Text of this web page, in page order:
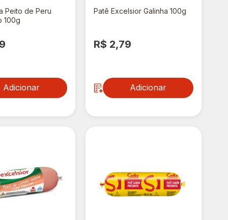
Peito de Peru
100g
Adicionar
Patê Excelsior Galinha 100g
R$ 2,79
Adicionar